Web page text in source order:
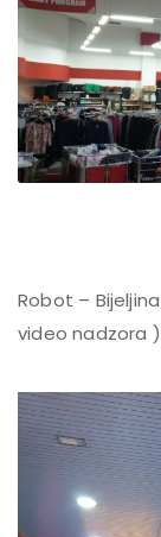
Robot –
video nadzora )